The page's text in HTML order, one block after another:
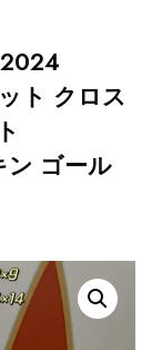
ト クロス
ゴール